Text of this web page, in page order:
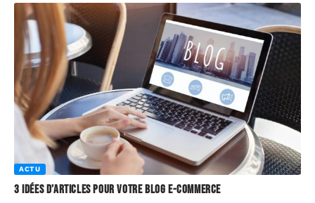
ACTU
3 idées d’articles pour votre blog e-commerce